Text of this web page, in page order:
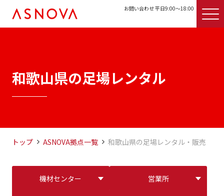
お問い合わせ 平日9:00〜18:00
和歌山県の足場レンタル
トップ ASNOVA拠点一覧 和歌山県の足場レンタル・販売
機材センター 営業所